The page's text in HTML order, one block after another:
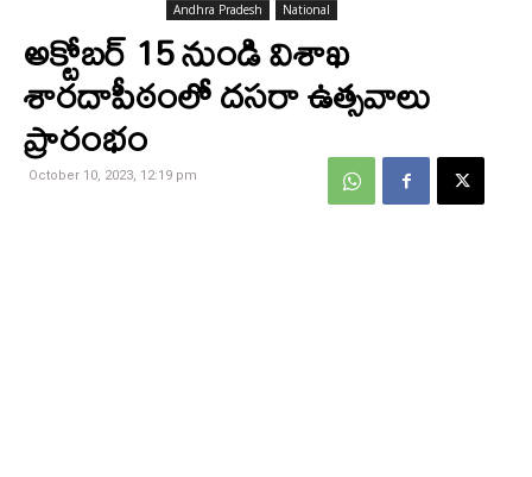
Andhra Pradesh National
అక్టోబర్ 15 నుండి విశాఖ
శారదాపీఠంలో దసరా ఉత్సవాలు
ప్రారంభం
October 10, 2023, 12:19 pm